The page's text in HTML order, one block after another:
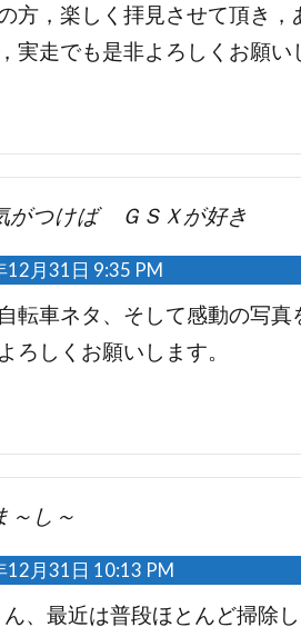
方，楽しく拝見させて頂き，
実走でも是非よろしくお願い
がつけば ＧＳＸが好き
12月31日 9:35 PM
転車ネタ、そして感動の写真
ろしくお願いします。
～し～
12月31日 10:13 PM
、最近は普段ほとんど掃除